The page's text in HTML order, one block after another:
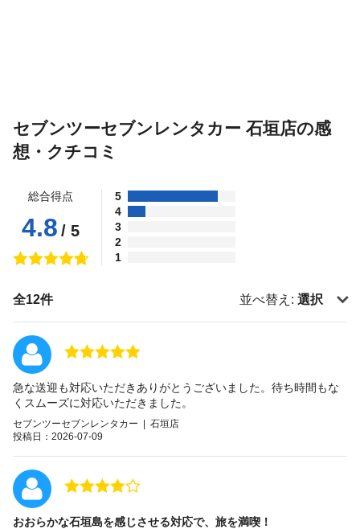
セブンツーセブンレンタカー 石垣店の感
想・クチコミ
総合得点
4.8 / 5
5
4
3
2
1
全12件 並べ替え: 選択
急な送迎も対応いただきありがとうございました。待ち時間もな
くスムーズに対応いただきました。
セブンツーセブンレンタカー | 石垣店
投稿日：2026-07-09
おおらかな石垣島を感じさせる対応で、旅を満喫！